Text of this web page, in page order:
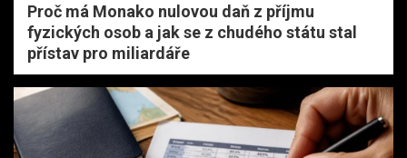
Proč má Monako nulovou daň z příjmu
fyzických osob a jak se z chudého státu stal
přístav pro miliardáře